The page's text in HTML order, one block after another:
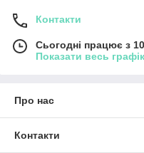
Контакти
Сьогодні працює з
Показати весь
Про нас
Контакти